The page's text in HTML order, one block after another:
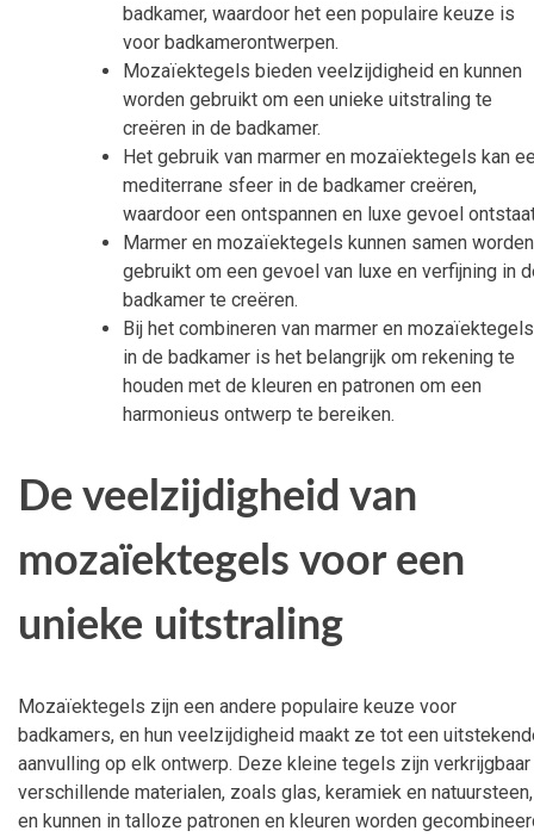
badkamer, waardoor het een populaire keuze is
voor badkamerontwerpen.
Mozaïektegels bieden veelzijdigheid en kunnen
worden gebruikt om een unieke uitstraling te
creëren in de badkamer.
Het gebruik van marmer en mozaïektegels kan
mediterrane sfeer in de badkamer creëren,
waardoor een ontspannen en luxe gevoel
Marmer en mozaïektegels kunnen samen worden
gebruikt om een gevoel van luxe en verfijning in
badkamer te creëren.
Bij het combineren van marmer en mozaïektegels
in de badkamer is het belangrijk om rekening te
houden met de kleuren en patronen om een
harmonieus ontwerp te bereiken.
De veelzijdigheid van
mozaïektegels voor een
unieke uitstraling
Mozaïektegels zijn een andere populaire keuze voor
badkamers, en hun veelzijdigheid maakt ze tot een
aanvulling op elk ontwerp. Deze kleine tegels zijn verkrijgbaar
verschillende materialen, zoals glas, keramiek en natuursteen,
en kunnen in talloze patronen en kleuren worden